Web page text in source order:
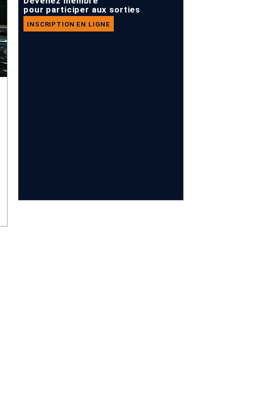
pour participer aux sorties
INSCRIPTION EN LIGNE